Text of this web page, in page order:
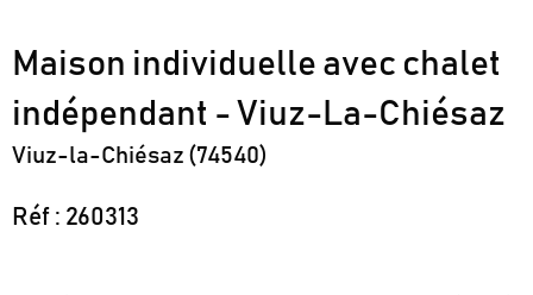
Maison individuelle avec chalet
indépendant - Viuz-La-Chiésaz
Viuz-la-Chiésaz (74540)
Réf : 260313